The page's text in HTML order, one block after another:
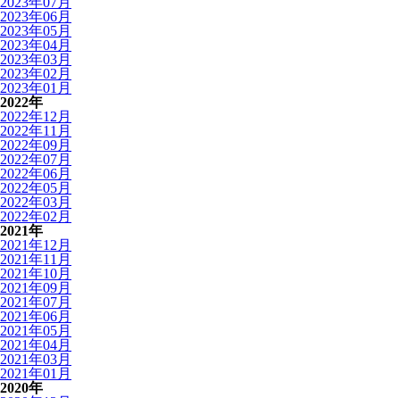
2023年06月
2023年05月
2023年04月
2023年03月
2023年02月
2023年01月
2022年
2022年12月
2022年11月
2022年09月
2022年07月
2022年06月
2022年05月
2022年03月
2022年02月
2021年
2021年12月
2021年11月
2021年10月
2021年09月
2021年07月
2021年06月
2021年05月
2021年04月
2021年03月
2021年01月
2020年